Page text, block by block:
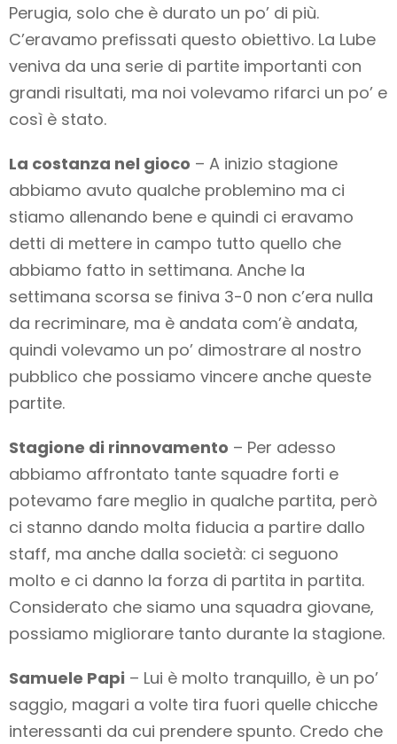
Perugia, solo che è durato un po’ di più.
C’eravamo prefissati questo obiettivo. La Lube
veniva da una serie di partite importanti con
grandi risultati, ma noi volevamo rifarci un po’ e
così è stato.
La costanza nel gioco – A inizio stagione
abbiamo avuto qualche problemino ma ci
stiamo allenando bene e quindi ci eravamo
detti di mettere in campo tutto quello che
abbiamo fatto in settimana. Anche la
settimana scorsa se finiva 3-0 non c’era nulla
da recriminare, ma è andata com’è andata,
quindi volevamo un po’ dimostrare al nostro
pubblico che possiamo vincere anche queste
partite.
Stagione di rinnovamento – Per adesso
abbiamo affrontato tante squadre forti e
potevamo fare meglio in qualche partita, però
ci stanno dando molta fiducia a partire dallo
staff, ma anche dalla società: ci seguono
molto e ci danno la forza di partita in partita.
Considerato che siamo una squadra giovane,
possiamo migliorare tanto durante la stagione.
Samuele Papi – Lui è molto tranquillo, è un po’
saggio, magari a volte tira fuori quelle chicche
interessanti da cui prendere spunto. Credo che